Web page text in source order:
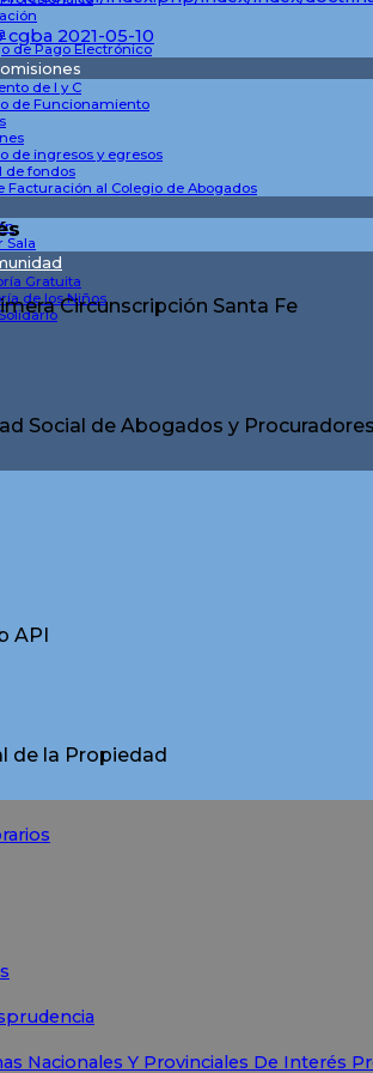
de Pago Electrónico
de I y C
de Funcionamiento
de ingresos y egresos
de fondos
Facturación al Colegio de Abogados
Sala
Gratuita
de los Niños
Circunscripción Santa Fe
Social de Abogados y
API
de la Propiedad
Nacionales Y Provinciales De Interés